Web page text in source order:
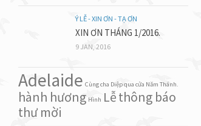
Ý LỄ - XIN ƠN - TẠ ƠN
XIN ƠN THÁNG 1/2016.
9 JAN, 2016
Adelaide Cùng cha Diệp qua cửa Năm Thánh.
hành hương Hình Lễthông báo
thư mời